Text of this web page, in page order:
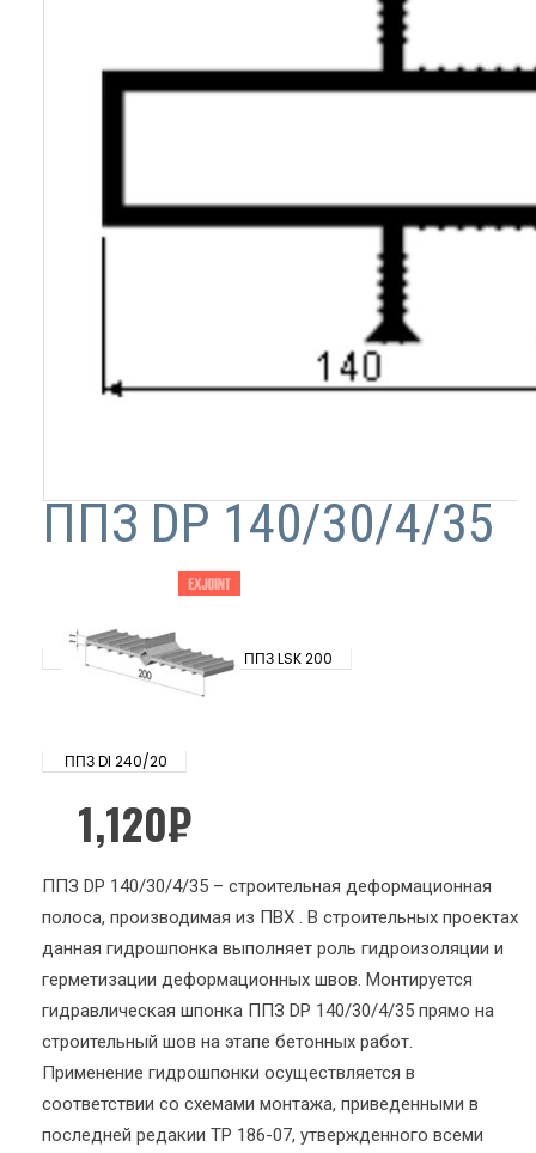
ППЗ DР 140/30/4/35
ППЗ LSK 200
ППЗ DI 240/20
1,120₽
ППЗ DР 140/30/4/35 – строительная деформационная
полоса, производимая из ПВХ . В строительных проектах
данная гидрошпонка выполняет роль гидроизоляции и
герметизации деформационных швов. Монтируется
гидравлическая шпонка ППЗ DР 140/30/4/35 прямо на
строительный шов на этапе бетонных работ.
Применение гидрошпонки осуществляется в
соответствии со схемами монтажа, приведенными в
последней редакии ТР 186-07, утвержденного всеми